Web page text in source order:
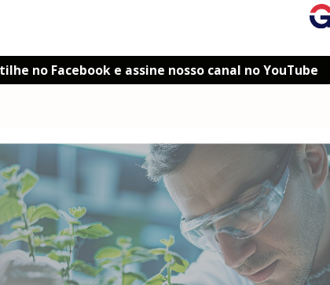
no Facebook e assine nosso canal no YouTube